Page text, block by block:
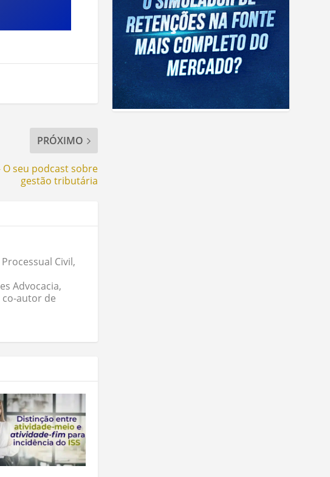
PRÓXIMO
O seu podcast sobre
gestão tributária
Civil,
Advocacia,
co-autor de